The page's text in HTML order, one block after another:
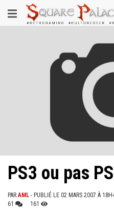
au
contenu
Toggle
navigation
PS3 ou pas
PARAML - PUBLIÉ LE 02 MARS 2007 À
61
161